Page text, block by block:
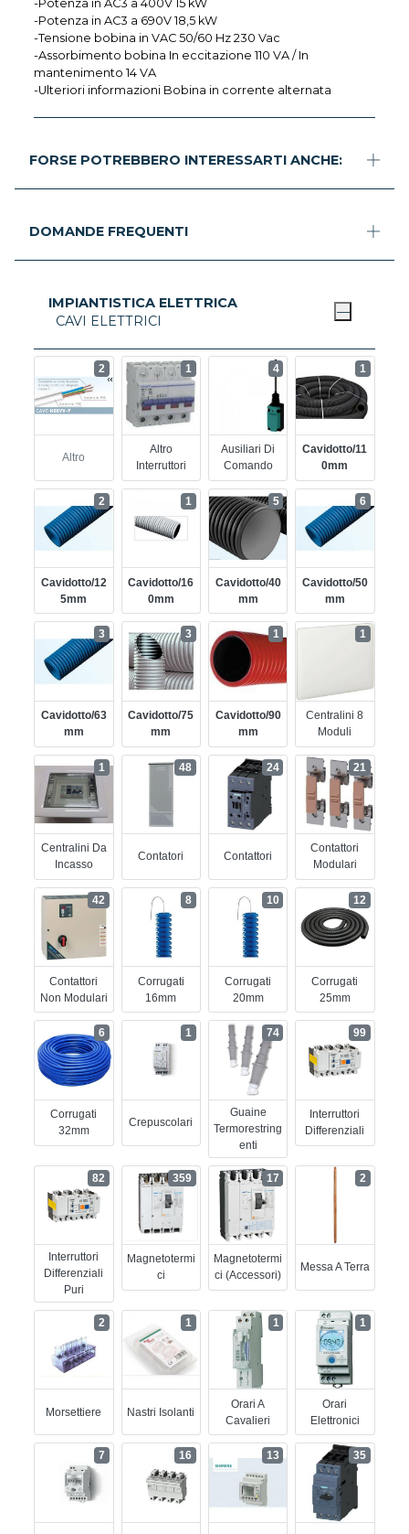
-Potenza in AC3 a 400V 15 kW
-Potenza in AC3 a 690V 18,5 kW
-Tensione bobina in VAC 50/60 Hz 230 Vac
-Assorbimento bobina In eccitazione 110 VA / In
mantenimento 14 VA
-Ulteriori informazioni Bobina in corrente alternata
FORSE POTREBBERO INTERESSARTI ANCHE:
DOMANDE FREQUENTI
IMPIANTISTICA ELETTRICA
CAVI ELETTRICI
Altro
2
Altro
Interruttori
1
Ausiliari Di
Comando
4
Cavidotto/11
0mm
1
Cavidotto/12
5mm
2
Cavidotto/16
0mm
1
Cavidotto/40
Mm
5
Cavidotto/50
Mm
6
Cavidotto/63
Mm
3
Cavidotto/75
Mm
3
Cavidotto/90
Mm
1
Centralini 8
Moduli
1
Centralini Da
Incasso
1
Contatori
48
Contattori
24
Contattori
Modulari
21
Contattori
Non Modulari
42
Corrugati
16mm
8
Corrugati
20mm
10
Corrugati
25mm
12
Corrugati
32mm
6
Crepuscolari
1
Guaine
Termorestring
Enti
74
Interruttori
Differenziali
99
Interruttori
Differenziali
Puri
82
Magnetotermi
Ci
359
Magnetotermi
Ci (accessori)
17
Messa A Terra
2
Morsettiere
2
Nastri Isolanti
1
Orari A
Cavalieri
1
Orari
Elettronici
1
7 16 13 35